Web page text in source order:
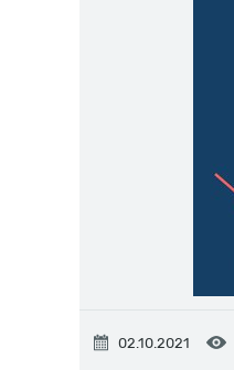
02.10.2021